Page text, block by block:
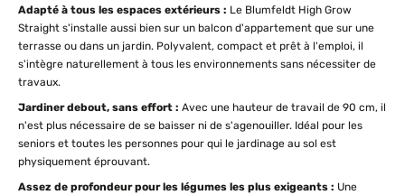
Adapté à tous les espaces extérieurs : Le Blumfeldt High Grow
Straight s'installe aussi bien sur un balcon d'appartement que sur une
terrasse ou dans un jardin. Polyvalent, compact et prêt à l'emploi, il
s'intègre naturellement à tous les environnements sans nécessiter de
travaux.
Jardiner debout, sans effort : Avec une hauteur de travail de 90 cm, il
n'est plus nécessaire de se baisser ni de s'agenouiller. Idéal pour les
seniors et toutes les personnes pour qui le jardinage au sol est
physiquement éprouvant.
Assez de profondeur pour les légumes les plus exigeants : Une